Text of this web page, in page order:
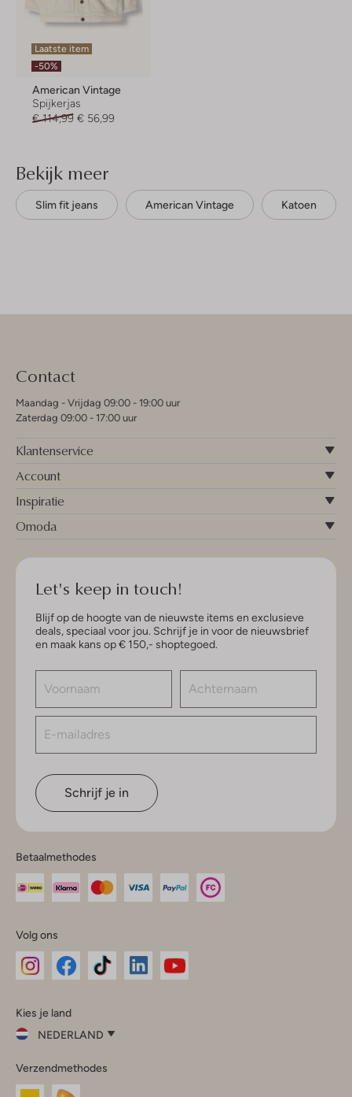
Laatste item
-50%
American Vintage
Spijkerjas
€ 114,99 € 56,99
Bekijk meer
Slim fit jeans American Vintage Katoen
Contact
Maandag - Vrijdag 09:00 - 19:00 uur
Zaterdag 09:00 - 17:00 uur
Klantenservice
Account
Inspiratie
Omoda
Let's keep in touch!
Blijf op de hoogte van de nieuwste items en exclusieve
deals, speciaal voor jou. Schrijf je in voor de nieuwsbrief
en maak kans op € 150,- shoptegoed.
Schrijf je in
Betaalmethodes
Volg ons
InstagramFacebook
Kies je land
NEDERLAND
je
land
Verzendmethodes